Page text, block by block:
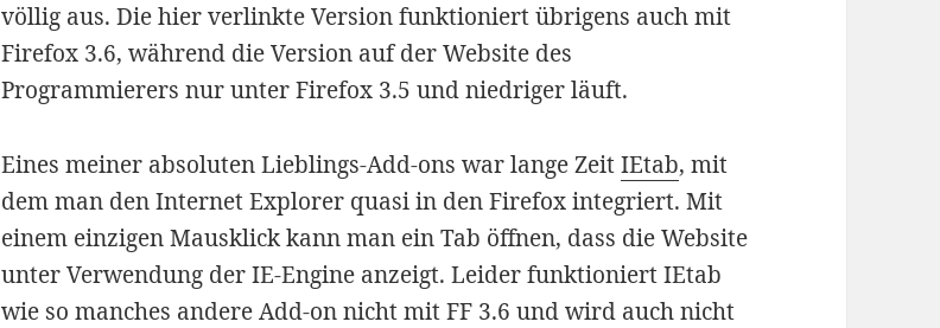
völlig aus. Die hier verlinkte Version funktioniert übrigens auch mit
Firefox 3.6, während die Version auf der Website des
Programmierers nur unter Firefox 3.5 und niedriger läuft.
Eines meiner absoluten Lieblings-Add-ons war lange ZeitIEtab, mit
dem man den Internet Explorer quasi in den Firefox integriert. Mit
einem einzigen Mausklick kann man ein Tab öffnen, dass die Website
unter Verwendung der IE-Engine anzeigt. Leider funktioniert IEtab
wie so manches andere Add-on nicht mit FF 3.6 und wird auch nicht